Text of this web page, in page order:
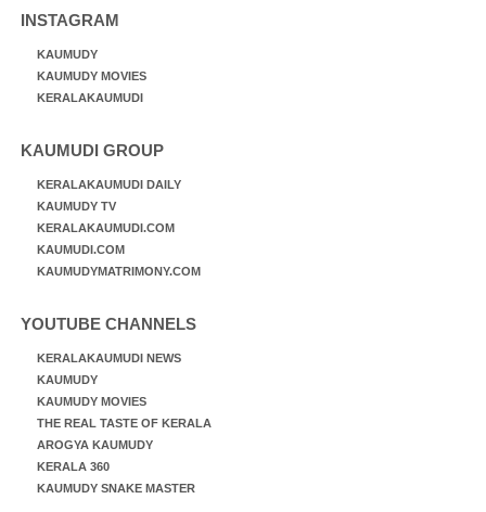
INSTAGRAM
KAUMUDY
KAUMUDY MOVIES
KERALAKAUMUDI
KAUMUDI GROUP
KERALAKAUMUDI DAILY
KAUMUDY TV
KERALAKAUMUDI.COM
KAUMUDI.COM
KAUMUDYMATRIMONY.COM
YOUTUBE CHANNELS
KERALAKAUMUDI NEWS
KAUMUDY
KAUMUDY MOVIES
THE REAL TASTE OF KERALA
AROGYA KAUMUDY
KERALA 360
KAUMUDY SNAKE MASTER